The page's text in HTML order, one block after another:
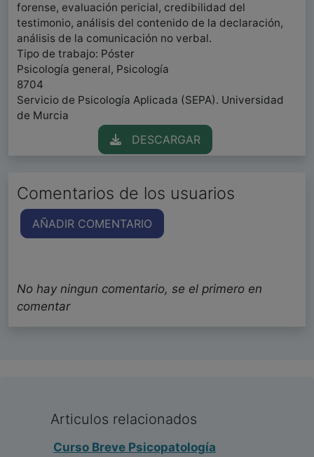
forense, evaluación pericial, credibilidad del
testimonio, análisis del contenido de la declaración,
análisis de la comunicación no verbal.
Tipo de trabajo: Póster
Psicología general, Psicología
8704
Servicio de Psicología Aplicada (SEPA). Universidad
de Murcia
DESCARGAR
Comentarios de los usuarios
AÑADIR COMENTARIO
No hay ningun comentario, se el primero en
comentar
Articulos relacionados
Curso Breve Psicopatología